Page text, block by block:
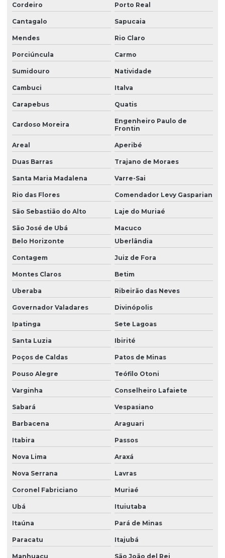
Licença de operação renovação
Licença prévia
Licença prévia ambiental
Licença prévia empreendimento
Licença prévia e de instalação
Licença prévia e de instalação unificadas
Licença prévia e licença de instalação
Licenciamento ambiental de aterro sanitário
Licenciamento ambiental de atividades rurais
Licenciamento ambiental de barragens
Licenciamento ambiental para construção civil
Licenciamento ambiental para empresas
Licenciamento ambiental de fábricas
Licenciamento ambiental industrial
Licenciamento ambiental para loteamento
Licenciamento ambiental de rodovias
Licenciamento ambiental rural
Licenciamento ambiental urbano
Modelagem matemática ambiental
Monitoramento ambiental água
Monitoramento ambiental análise
Monitoramento ambiental do solo
Monitoramento ambiental com drones
Monitoramento ambiental de empresas
Monitoramento ambiental de obras
Orçamento sondagem SPT
Cordeiro Porto Real
Cantagalo Sapucaia
Mendes Rio Claro
Porciúncula Carmo
Sumidouro Natividade
Cambuci Italva
Carapebus Quatis
Cardoso Moreira
Engenheiro Paulo de
Frontin
Areal Aperibé
Duas Barras Trajano de Moraes
Santa Maria Madalena Varre-Sai
Rio das Flores Comendador Levy Gasparian
São Sebastião do Alto Laje do Muriaé
São José de Ubá
Macuco
Belo Horizonte
Uberlândia
Contagem Juiz de Fora
Montes Claros Betim
Uberaba Ribeirão das Neves
Governador Valadares Divinópolis
Ipatinga Sete Lagoas
Santa Luzia Ibirité
Poços de Caldas Patos de Minas
Pouso Alegre Teófilo Otoni
Varginha Conselheiro Lafaiete
Sabará Vespasiano
Barbacena Araguari
Itabira Passos
Nova Lima Araxá
Nova Serrana Lavras
Coronel Fabriciano Muriaé
Ubá Ituiutaba
Itaúna Pará de Minas
Paracatu Itajubá
Manhuaçu São João del Rei